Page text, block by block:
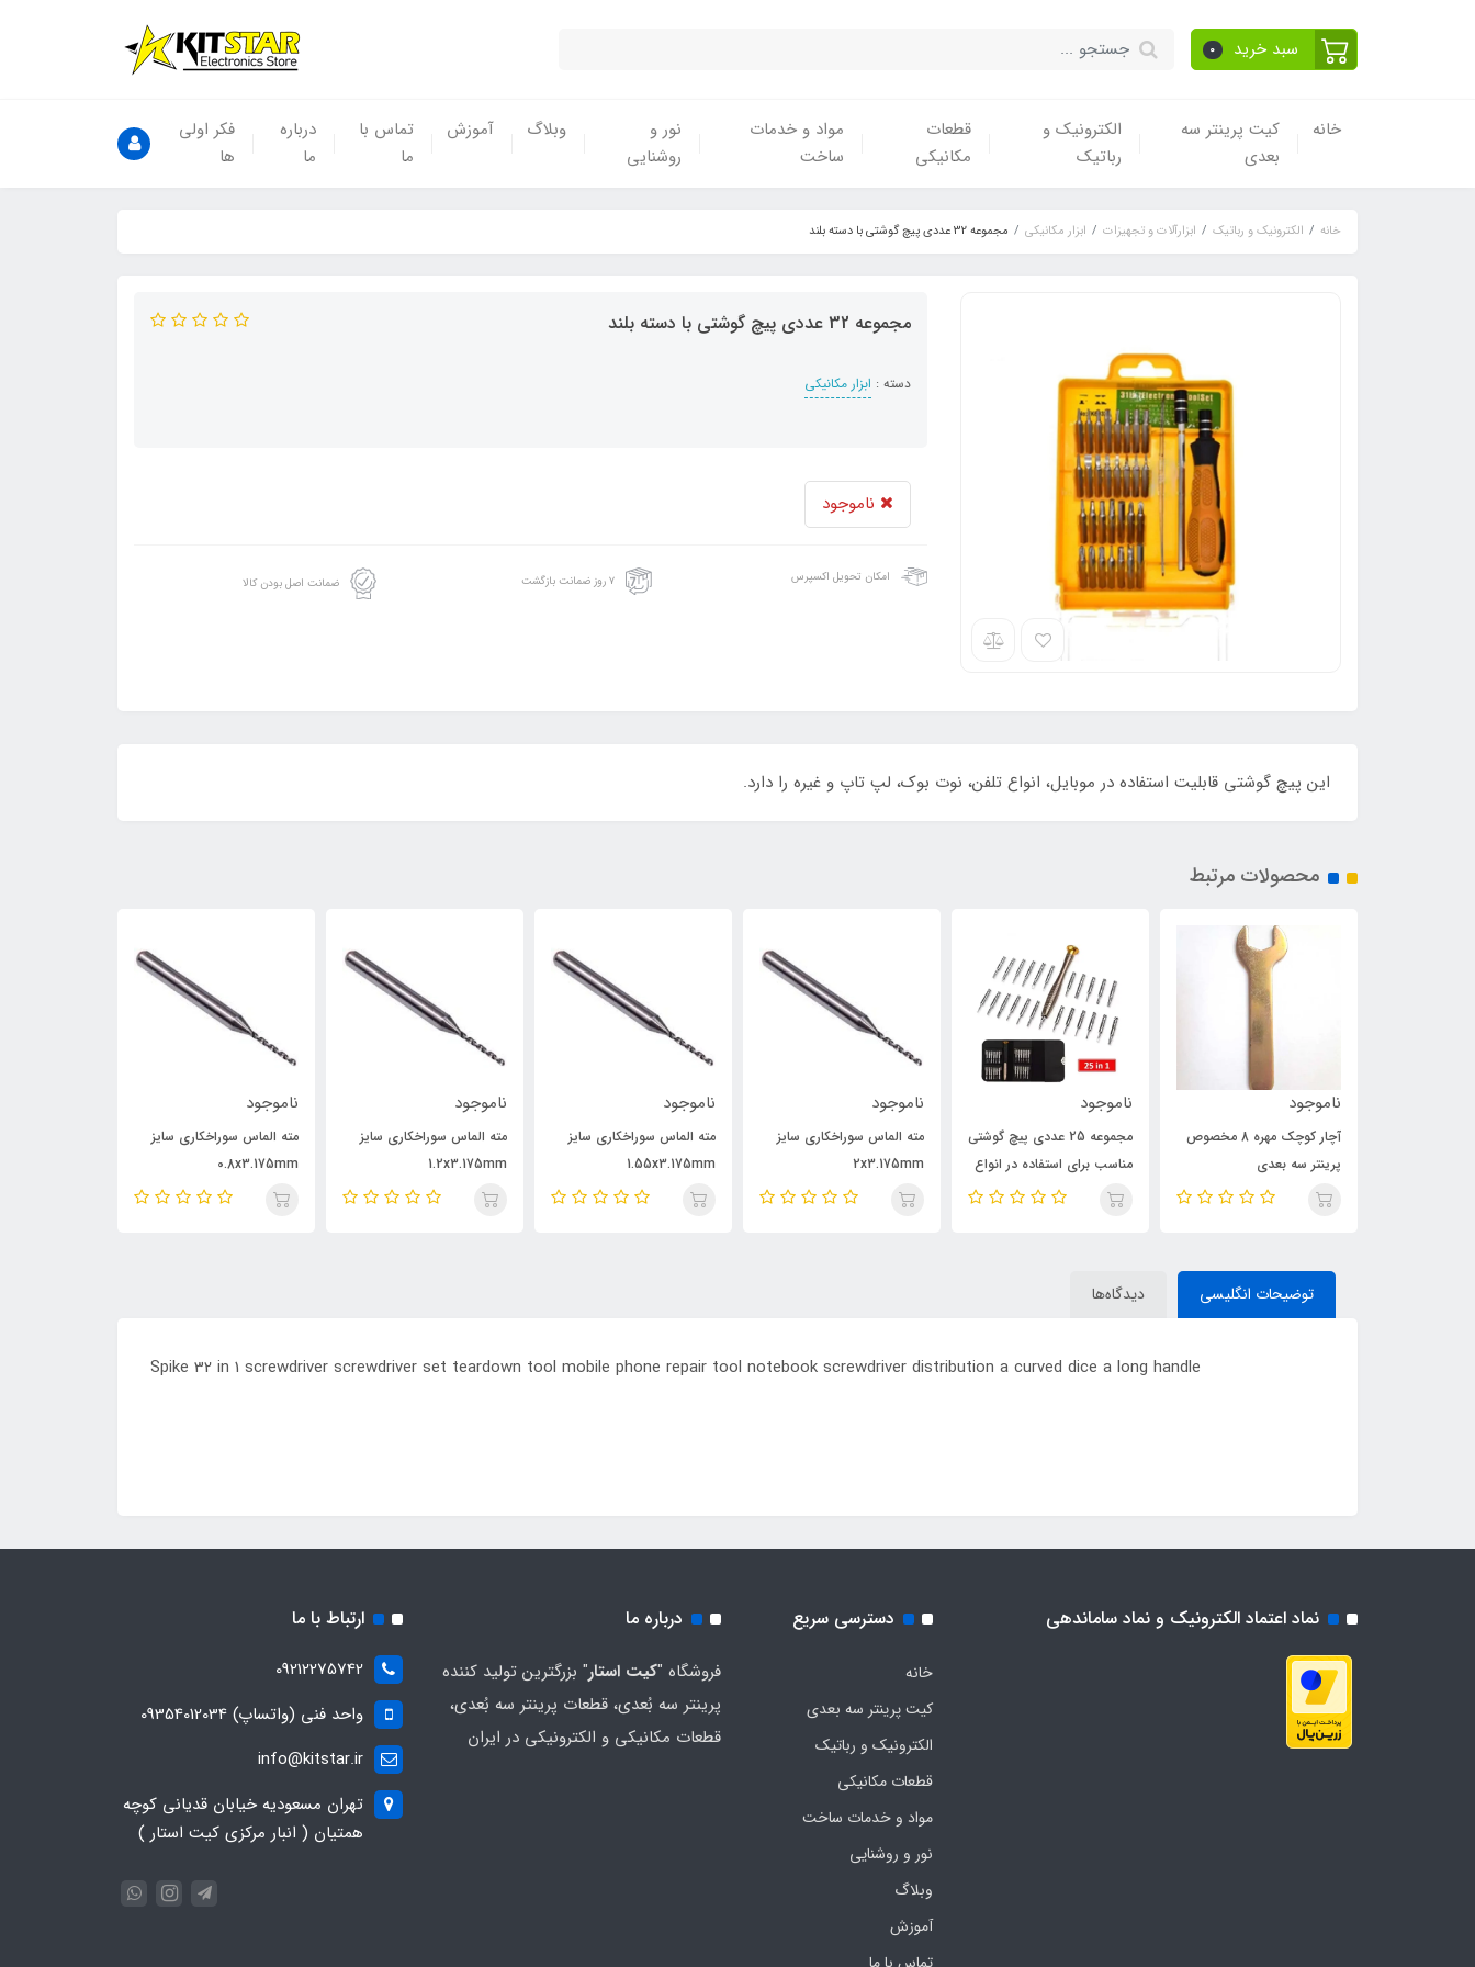
سبد خرید 0
خانه
کیت پرینتر سه
بعدی
الکترونیک و
رباتیک
قطعات
مکانیکی
مواد و خدمات
ساخت
نور و
روشنایی
وبلاگ آموزش
تماس با
ما
درباره
ما
فکر اولی
ها
خانه الکترونیک و رباتیک ابزارآلات و تجهیزات ابزار مکانیکی مجموعه 32 عددی پیچ گوشتی با دسته بلند
مجموعه 32 عددی پیچ گوشتی با دسته بلند
دسته : ابزار مکانیکی
ناموجود
امکان تحویل اکسپرس ۷ روز ضمانت بازگشت ضمانت اصل بودن کالا
این پیچ گوشتی قابلیت استفاده در موبایل، انواع تلفن، نوت بوک، لپ تاپ و غیره را دارد.
محصولات مرتبط
ناموجود
آچار کوچک مهره 8 مخصوص
پرینتر سه بعدی
ناموجود
مجموعه 25 عددی پیچ گوشتی
مناسب برای استفاده در انواع
لوازم و دستگاه‌ها
ناموجود
مته الماس سوراخکاری سایز
2x3.175mm
ناموجود
مته الماس سوراخکاری سایز
1.55x3.175mm
ناموجود
مته الماس سوراخکاری سایز
1.2x3.175mm
ناموجود
مته الماس سوراخکاری سایز
0.8x3.175mm
توضیحات انگلیسی دیدگاه‌ها
Spike 32 in 1 screwdriver screwdriver set teardown tool mobile phone repair tool notebook screwdriver distribution a curved dice a long handle
نماد اعتماد الکترونیک و نماد ساماندهی دسترسی سریع
خانه
کیت پرینتر سه بعدی
الکترونیک و رباتیک
قطعات مکانیکی
مواد و خدمات ساخت
نور و روشنایی
وبلاگ
آموزش
درباره ما
فروشگاه "کیت استار" بزرگترین تولید کننده
پرینتر سه بُعدی، قطعات پرینتر سه بُعدی،
قطعات مکانیکی و الکترونیکی در ایران
ارتباط با ما
09212275742
واحد فنی (واتساپ) 09354012034
info@kitstar.ir
تهران مسعودیه خیابان قدیانی کوچه
همتیان ( انبار مرکزی کیت استار )